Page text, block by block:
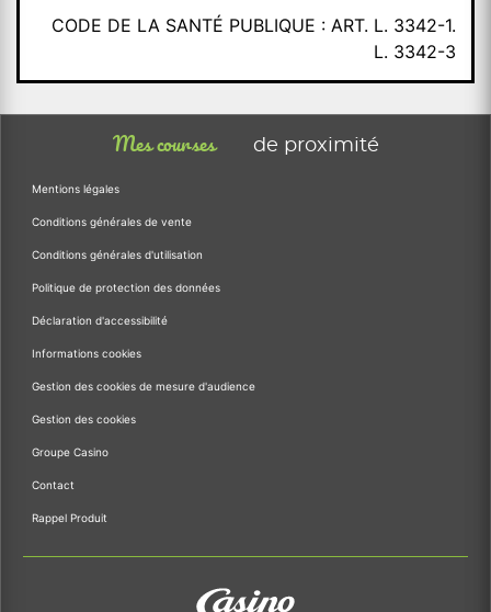
CODE DE LA SANTÉ PUBLIQUE : ART. L. 3342-1.
L. 3342-3
Mes courses de proximité
Mentions légales
Conditions générales de vente
Conditions générales d'utilisation
Politique de protection des données
Déclaration d'accessibilité
Informations cookies
Gestion des cookies de mesure d'audience
Gestion des cookies
Groupe Casino
Contact
Rappel Produit